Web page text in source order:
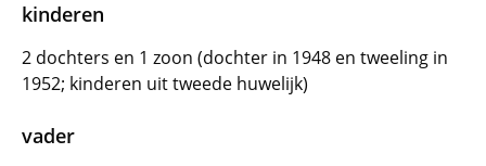
kinderen
2 dochters en 1 zoon (dochter in 1948 en tweeling in
1952; kinderen uit tweede huwelijk)
vader